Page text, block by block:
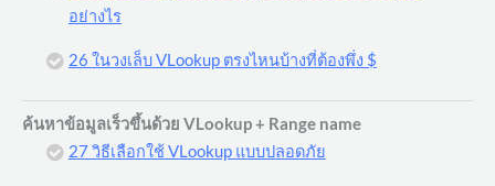
อย่างไร
26 ในวงเล็บ VLookup ตรงไหนบ้างที่ต้องพึ่ง $
ค้นหาข้อมูลเร็วขึ้นด้วย VLookup + Range name
27 วิธีเลือกใช้ VLookup แบบปลอดภัย